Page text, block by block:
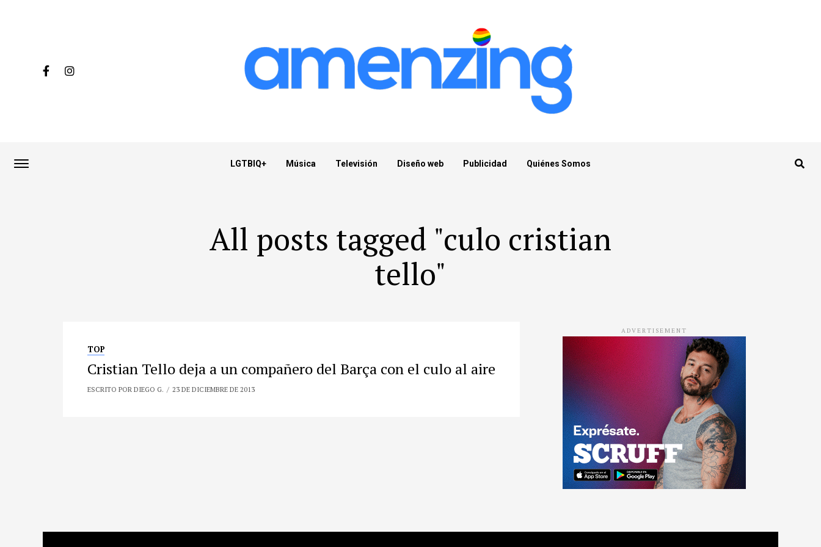
LGTBIQ+ Música Televisión Diseño web Publicidad Quiénes Somos
All posts tagged "culo cristian
tello"
TOP
Cristian Tello deja a un compañero del Barça con el culo al aire
ESCRITO POR DIEGO G. 23 DE DICIEMBRE DE 2013
ADVERTISEMENT